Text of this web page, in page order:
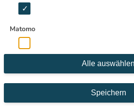
Matomo
Alle auswählen
Speichern